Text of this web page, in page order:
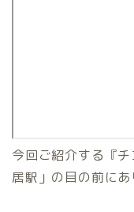
今回ご紹介する『
居駅」の目の前にあ